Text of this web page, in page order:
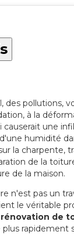
des pollutions,
à la
une
humidité
la charpente,
de la
de la maison.
n'est pas un
le véritable
rénovation de
plus rapidement